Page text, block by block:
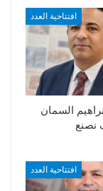
افتتاحية العدد
السمان
نصنع
افتتاحية العدد